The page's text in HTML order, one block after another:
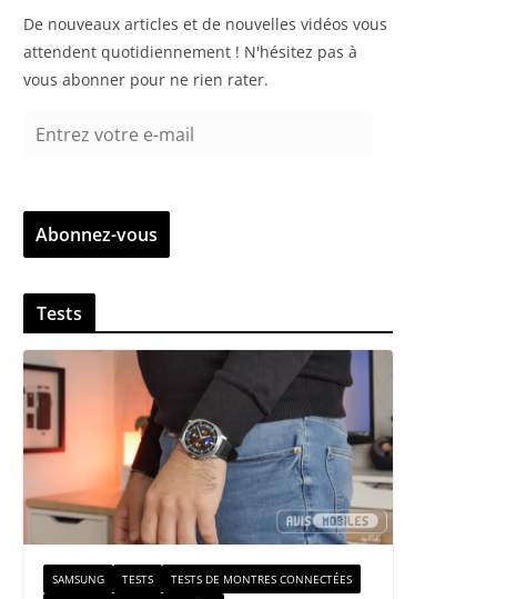
De nouveaux articles et de nouvelles vidéos vous
attendent quotidiennement ! N'hésitez pas à
vous abonner pour ne rien rater.
r
z
v
t
r
e
e
-
a
i
Abonnez-vous
Tests
SAMSUNG TESTS
TESTS DE MONTRES CONNECTÉES